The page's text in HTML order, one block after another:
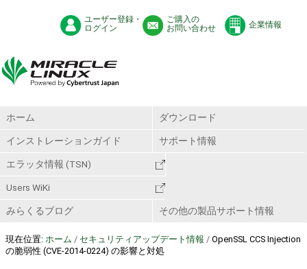
ユーザー登録・
ログイン
ご購入の
お問い合わせ
企業情報
ホーム ダウンロード
インストレーションガイド サポート情報
エラッタ情報 (TSN)
Users WiKi
みらくるブログ その他の製品サポート情報
現在位置: ホーム / セキュリティアップデート情報 / OpenSSL CCS Injection
の脆弱性 (CVE-2014-0224) の影響と対処